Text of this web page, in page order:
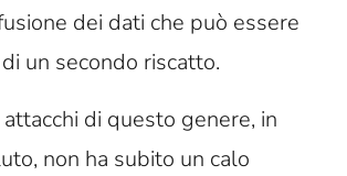
dei dati che può essere
un secondo riscatto.
di questo genere, in
non ha subito un calo